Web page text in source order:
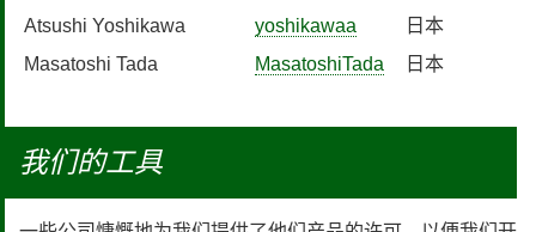
Atsushi Yoshikawa
yoshikawaa
日本
Masatoshi Tada
MasatoshiTada 日本
我们的工具